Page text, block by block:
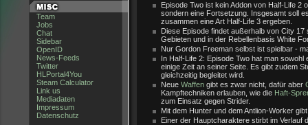
Team
Jobs
Chat
Sidebar
OpenID
News-Feeds
Twitter
HLPortal4You
Steam Calculator
Link us
Mediadaten
Impressum
Datenschutz
Episode Two ist kein Addon von Half-Life 2
sondern eine Fortsetzung. Insgesamt soll
zusammen eine Art Half-Life 3 ergeben.
Diese Episode findet außerhalb von City
Gebieten und in der Rebellenbasis White
Nur Gordon Freeman selbst ist spielbar -
In Half-Life 2: Episode Two hat man sowohl
einige Zeit an seiner Seite. Es gibt zudem
gleichzeitig begleitet wird.
Neue Waffen gibt es zwar nicht, dafür aber
Kampftechniken erlauben, wie die Haft-
zum Einsatz gegen Strider.
Mit dem Hunter und dem Antlion-Worker
Einer der Hauptcharaktere stirbt im Verlauf